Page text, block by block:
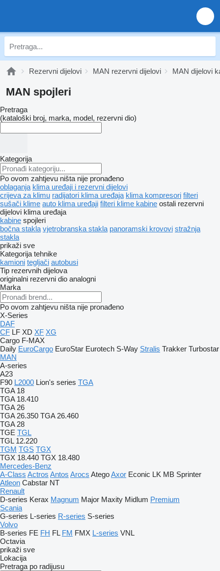
Rezervni dijelovi MAN rezervni dijelovi MAN dijelovi
MAN spojleri
Pretraga
(kataloški broj, marka, model, rezervni dio)
Kategorija
Po ovom zahtjevu ništa nije pronađeno
oblaganja klima uređaji i rezervni dijelovi
crijeva za klimu radijatori klima uređaja klima kompresori filteri
sušači klime auto klima uređaji filteri klime kabine ostali rezervni
dijelovi klima uređaja
kabine spojleri
bočna stakla vjetrobranska stakla panoramski krovovi stražnja
stakla
prikaži sve
Kategorija tehnike
kamioni tegljači autobusi
Tip rezervnih dijelova
originalni rezervni dio analogni
Marka
Po ovom zahtjevu ništa nije pronađeno
X-Series
DAF
CF LF XD XF XG
Cargo F-MAX
Daily EuroCargo EuroStar Eurotech S-Way Stralis Trakker Turbostar
MAN
A-series
A23
F90 L2000 Lion's series TGA
TGA 18
TGA 18.410
TGA 26
TGA 26.350 TGA 26.460
TGA 28
TGE TGL
TGL 12.220
TGM TGS TGX
TGX 18.440 TGX 18.480
Mercedes-Benz
A-Class Actros Antos Arocs AtegoAxor Econic LK MB Sprinter
Atleon Cabstar NT
Renault
D-series Kerax Magnum Major Maxity Midlum Premium
Scania
G-series L-series R-series S-series
Volvo
B-series FE FH FL FM FMX L-series VNL
Octavia
prikaži sve
Lokacija
Pretraga po radijusu